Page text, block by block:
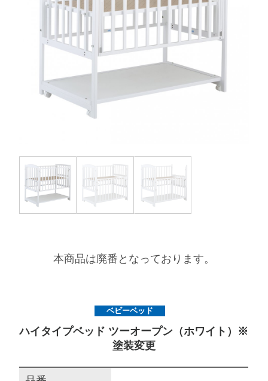
お知らせ
チャイルドシートユーザー登録
ママコラボ
このサイトについて
プライバシーポリシー
サイトマップ
オフィシャルInstagram
本商品は廃番となっております。
ベビーベッド
ハイタイプベッド ツーオープン（ホワイト）※
塗装変更